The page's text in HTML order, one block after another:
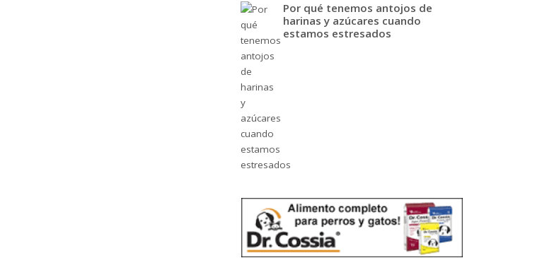
Por qué tenemos antojos de
harinas y azúcares cuando
estamos estresados